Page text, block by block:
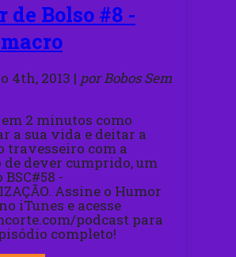
de Bolso #8 -
4th, 2013 | por Bobos Sem
2 minutos como
a sua vida e deitar a
travesseiro com a
de dever cumprido, um
-
Assine o Humor
iTunes e acesse
podcast para
completo!